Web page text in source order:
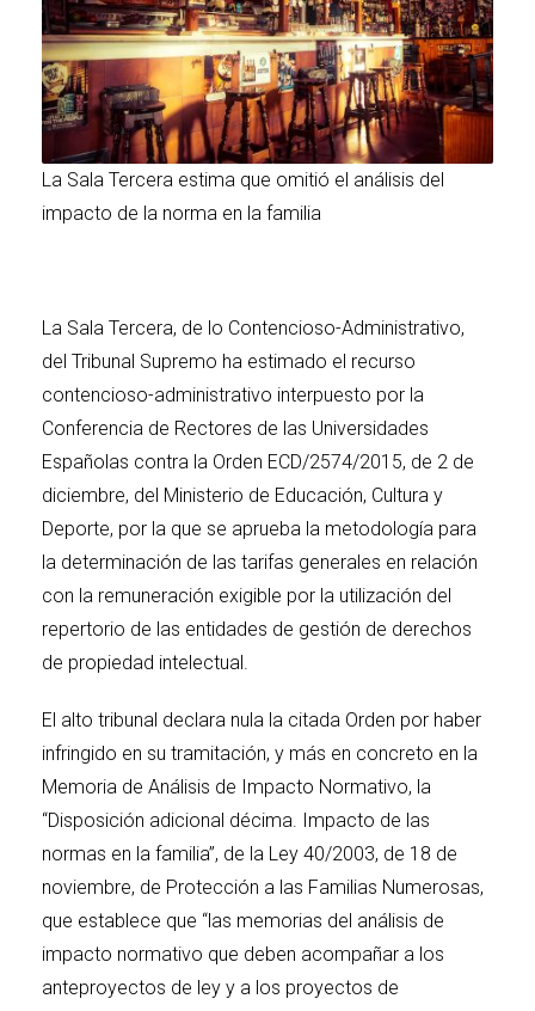
La Sala Tercera estima que omitió el análisis del
impacto de la norma en la familia
La Sala Tercera, de lo Contencioso-Administrativo,
del Tribunal Supremo ha estimado el recurso
contencioso-administrativo interpuesto por la
Conferencia de Rectores de las Universidades
Españolas contra la Orden ECD/2574/2015, de 2 de
diciembre, del Ministerio de Educación, Cultura y
Deporte, por la que se aprueba la metodología para
la determinación de las tarifas generales en relación
con la remuneración exigible por la utilización del
repertorio de las entidades de gestión de derechos
de propiedad intelectual.
El alto tribunal declara nula la citada Orden por haber
infringido en su tramitación, y más en concreto en la
Memoria de Análisis de Impacto Normativo, la
“Disposición adicional décima. Impacto de las
normas en la familia”, de la Ley 40/2003, de 18 de
noviembre, de Protección a las Familias Numerosas,
que establece que “las memorias del análisis de
impacto normativo que deben acompañar a los
anteproyectos de ley y a los proyectos de